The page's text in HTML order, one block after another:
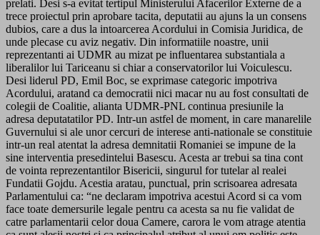
prelati. Desi s-a evitat tertipul Ministerului Afacerilor Externe de a
trece proiectul prin aprobare tacita, deputatii au ajuns la un consens
dubios, care a dus la intoarcerea Acordului in Comisia Juridica, de
unde plecase cu aviz negativ. Din informatiile noastre, unii
reprezentanti ai UDMR au mizat pe influentarea substantiala a
liberalilor lui Tariceanu si chiar a conservatorilor lui Voiculescu.
Desi liderul PD, Emil Boc, se exprimase categoric impotriva
Acordului, aratand ca democratii nici macar nu au fost consultati de
colegii de Coalitie, alianta UDMR-PNL continua presiunile la
adresa deputatatilor PD. Intr-un astfel de moment, in care manarelile
Guvernului si ale unor cercuri de interese anti-nationale se constituie
intr-un real atentat la adresa demnitatii Romaniei se impune de la
sine interventia presedintelui Basescu. Acesta ar trebui sa tina cont
de vointa reprezentantilor Bisericii, singurul for tutelar al realei
Fundatii Gojdu. Acestia aratau, punctual, prin scrisoarea adresata
Parlamentului ca: “ne declaram impotriva acestui Acord si ca vom
face toate demersurile legale pentru ca acesta sa nu fie validat de
catre parlamentarii celor doua Camere, carora le vom atrage atentia